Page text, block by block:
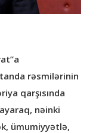
rəsmilərinin
qarşısında
nəinki
ümumiyyətlə,